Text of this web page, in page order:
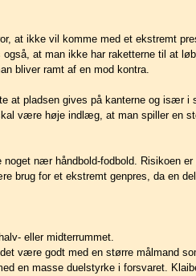
at ikke vil komme med et ekstremt
at man ikke har raketterne til at
bliver ramt af en mod kontra.
at pladsen gives på kanterne og især i
være høje indlæg, at man spiller en
nær håndbold-fodbold. Risikoen er
brug for et ekstremt genpres, da en
eller midterrummet.
være godt med en større målmand
en masse duelstyrke i forsvaret.